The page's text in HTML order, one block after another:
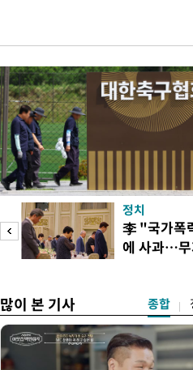
정치
李 "국가폭
에 사과…무
많이 본 기사 종합